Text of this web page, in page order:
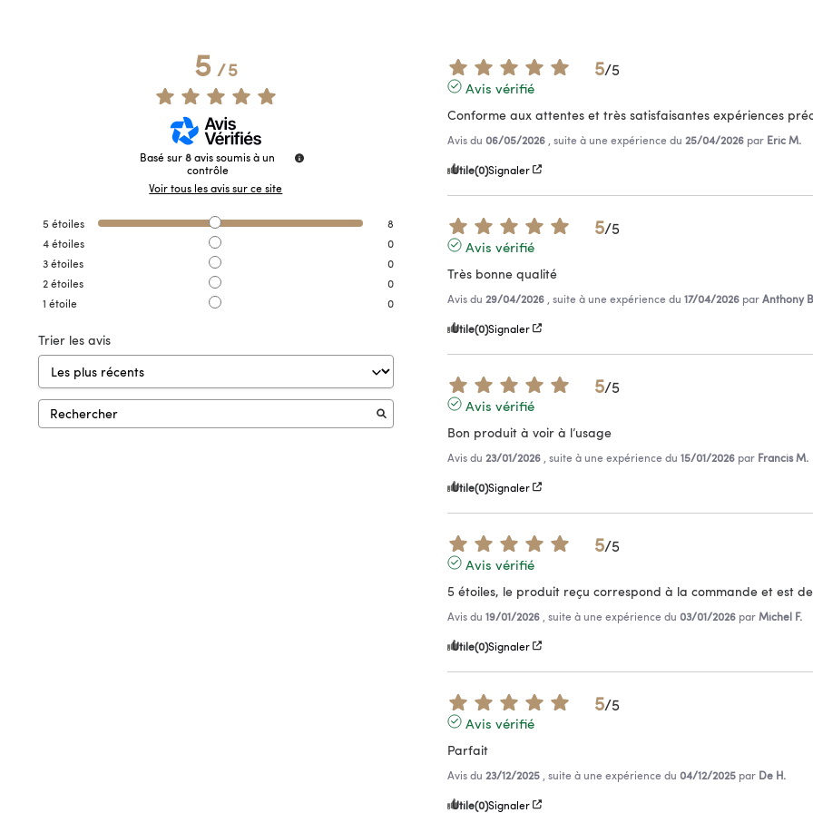
5/5
Basé sur8 avis soumis à un
contrôle
Voir tous les avis sur ce site
5 étoiles
8
4étoiles
0
3étoiles
0
2étoiles
0
1 étoile 0
Trier les avis
5/5
Avis vérifié
Conforme aux attentes et très satisfaisantes expériences
Avis du 06/05/2026 , suite à une expérience du 25/04/2026 par Eric M.
Utile(0)Signaler
5/5
Avis vérifié
Très bonne qualité
Avis du 29/04/2026 , suite à une expérience du 17/04/2026 parAnthony
Utile(0)Signaler
5/5
Avis vérifié
Bon produit à voir à l’usage
Avis du 23/01/2026 , suite à une expérience du 15/01/2026 par Francis M.
Utile(0)Signaler
5/5
Avis vérifié
5 étoiles, le produit reçu correspond à la commande et est
Avis du 19/01/2026 , suite à une expérience du 03/01/2026 parMichel F.
Utile(0)Signaler
5/5
Avis vérifié
Parfait
Avis du 23/12/2025 , suite à une expérience du 04/12/2025 par De H.
Utile(0)Signaler